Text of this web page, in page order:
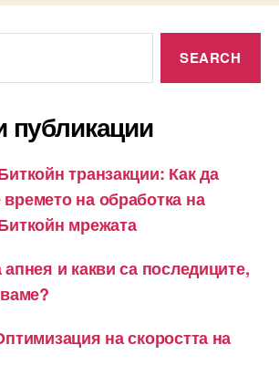
публикации
транзакции: Как да
на обработка на
мрежата
и какви са последиците,
на скоростта на